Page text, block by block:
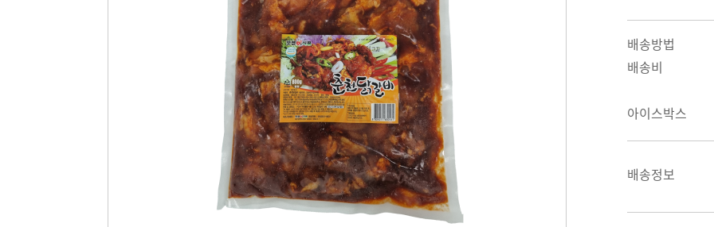
배송방법
배송비
아이스박스
배송정보